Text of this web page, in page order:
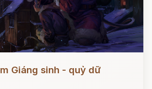
Giáng sinh - quỷ dữ